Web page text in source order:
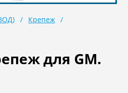
Иномарки
Инструмент
Крепеж
для GM.